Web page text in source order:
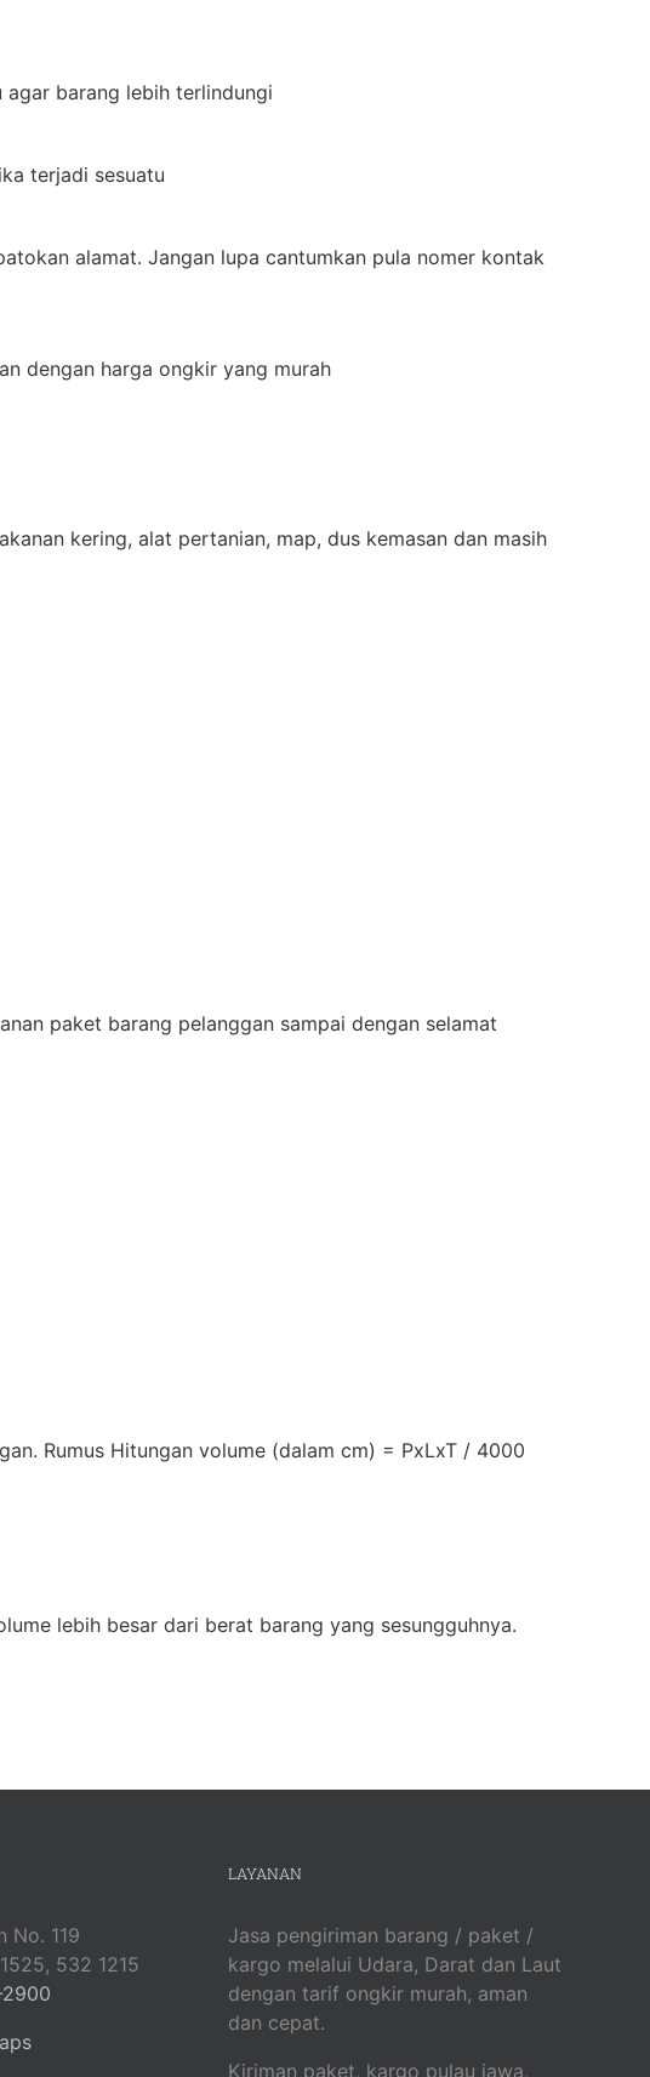
barang lebih terlindungi
terjadi sesuatu
alamat. Jangan lupa cantumkan pula nomer kontak
dengan harga ongkir yang murah
kering, alat pertanian, map, dus kemasan dan masih
paket barang pelanggan sampai dengan selamat
Rumus Hitungan volume (dalam cm) = PxLxT / 4000
lebih besar dari berat barang yang sesungguhnya.
No. 119
532 1215
2900
LAYANAN
Jasa pengiriman barang / paket /
kargo melalui Udara, Darat dan Laut
dengan tarif ongkir murah, aman
dan cepat.
Kiriman paket, kargo pulau jawa,